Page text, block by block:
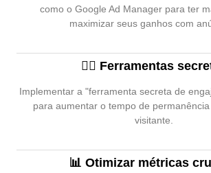
como o Google Ad Manager para ter
maximizar seus ganhos com
🕵🏽 Ferramentas
Implementar a "ferramenta secreta de
para aumentar o tempo de
visitante.
📊 Otimizar métricas